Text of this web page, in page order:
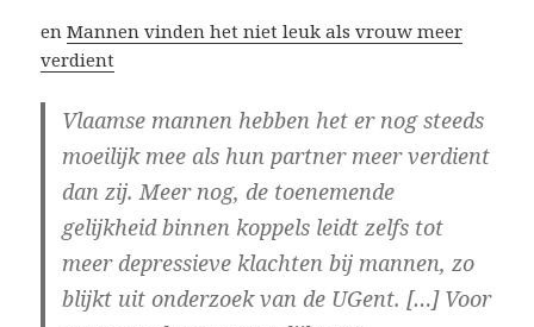
enMannen vinden het niet leuk als vrouw meer
verdient
Vlaamse mannen hebben het er nog steeds
moeilijk mee als hun partner meer verdient
dan zij. Meer nog, de toenemende
gelijkheid binnen koppels leidt zelfs tot
meer depressieve klachten bij mannen, zo
blijkt uit onderzoek van de UGent. […] Voor